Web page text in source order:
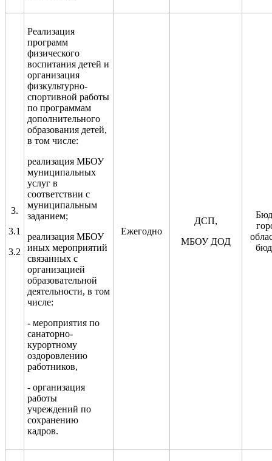
3.
3.1
3.2
Реализация
программ
физического
воспитания детей и
организация
физкультурно-
спортивной работы
по программам
дополнительного
образования детей,
в том числе:
реализация МБОУ
муниципальных
услуг в
соответствии с
муниципальным
заданием;
реализация МБОУ
иных мероприятий
связанных с
организацией
образовательной
деятельности, в том
числе:
- мероприятия по
санаторно-
курортному
оздоровлению
работников,
- организация
работы
учреждений по
сохранению
кадров.
Ежегодно
ДСП,
МБОУ ДОД